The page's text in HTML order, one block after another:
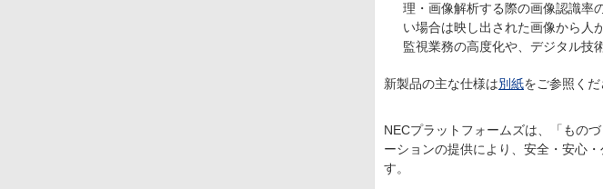
理・画像解析する際の画像認識率
い場合は映し出された画像から人
監視業務の高度化や、デジタル技
新製品の主な仕様は別紙をご参照くだ
NECプラットフォームズは、「もの
ーションの提供により、安全・安心
す。